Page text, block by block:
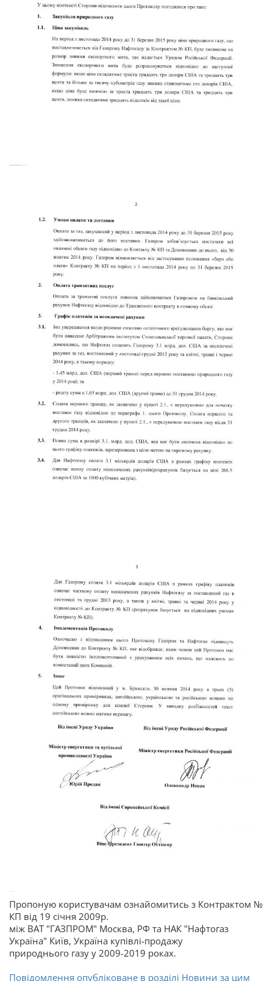
Пропоную користувачам ознайомитись з Контрактом №
КП від 19 січня 2009р.
між ВАТ "ГАЗПРОМ" Москва, РФ та НАК "Нафтогаз
Україна" Київ, Україна купівлі-продажу
природнього газу у 2009-2019 роках.
Повідомлення опубліковане в розділі Новини за цим